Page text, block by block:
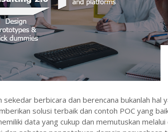
sekedar berbicara dan berencana bukanlah hal
solusi terbaik dan contoh POC yang
data yang cukup dan memutuskan melalui